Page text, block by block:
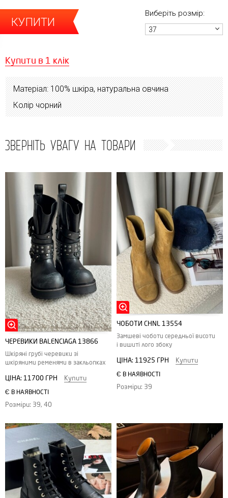
КУПИТИ
Виберіть розмір:
37
Купити в 1 клік
Матеріал: 100% шкіра, натуральна овчина
Колір чорний
ЗВЕРНІТЬ УВАГУ НА ТОВАРИ
ЧЕРЕВИКИ BALENCIAGA 13866
Шкіряні грубі черевики зі
шкіряними ременями в закльопках
ЦІНА: 11700 ГРН Купити
Є В НАЯВНОСТІ
Розміри: 39, 40
ЧОБОТИ CHNL 13554
Замшеві чоботи середньої висоти
і вишиті лого збоку
ЦІНА: 11925 ГРН Купити
Є В НАЯВНОСТІ
Розміри: 39